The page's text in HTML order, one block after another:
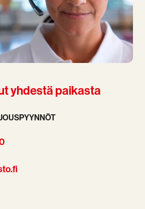
yhdestä paikasta